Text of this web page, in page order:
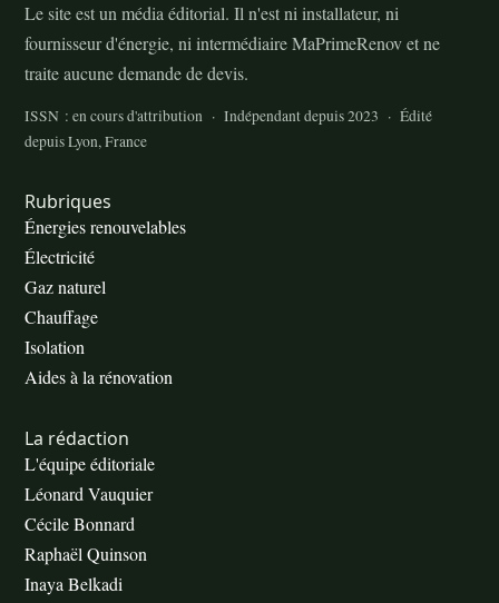
Le site est un média éditorial. Il n'est ni installateur, ni
fournisseur d'énergie, ni intermédiaire MaPrimeRenov et ne
traite aucune demande de devis.
ISSN : en cours d'attribution · Indépendant depuis 2023 · Édité
depuis Lyon, France
Rubriques
Énergies renouvelables
Électricité
Gaz naturel
Chauffage
Isolation
Aides à la rénovation
La rédaction
L'équipe éditoriale
Léonard Vauquier
Cécile Bonnard
Raphaël Quinson
Inaya Belkadi